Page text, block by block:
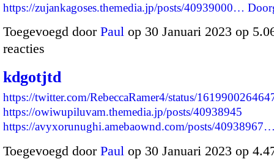
https://zujankagoses.themedia.jp/posts/40939000…
Toegevoegd door Paul op 30 Januari 2023 op
reacties
kdgotjtd
https://twitter.com/RebeccaRamer4/status/
https://owiwupiluvam.themedia.jp/posts/40938945
https://avyxorunughi.amebaownd.com/posts/
Toegevoegd door Paul op 30 Januari 2023 op